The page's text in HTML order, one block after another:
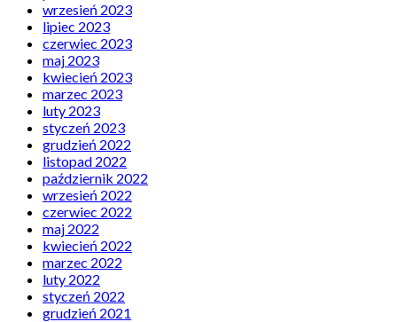
wrzesień 2023
lipiec 2023
czerwiec 2023
maj 2023
kwiecień 2023
marzec 2023
luty 2023
styczeń 2023
grudzień 2022
listopad 2022
październik 2022
wrzesień 2022
czerwiec 2022
maj 2022
kwiecień 2022
marzec 2022
luty 2022
styczeń 2022
grudzień 2021